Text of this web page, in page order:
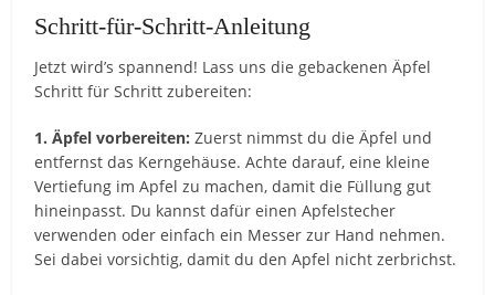
Schritt-für-Schritt-Anleitung
Jetzt wird’s spannend! Lass uns die gebackenen Äpfel
Schritt für Schritt zubereiten:
1. Äpfel vorbereiten: Zuerst nimmst du die Äpfel und
entfernst das Kerngehäuse. Achte darauf, eine kleine
Vertiefung im Apfel zu machen, damit die Füllung gut
hineinpasst. Du kannst dafür einen Apfelstecher
verwenden oder einfach ein Messer zur Hand nehmen.
Sei dabei vorsichtig, damit du den Apfel nicht zerbrichst.